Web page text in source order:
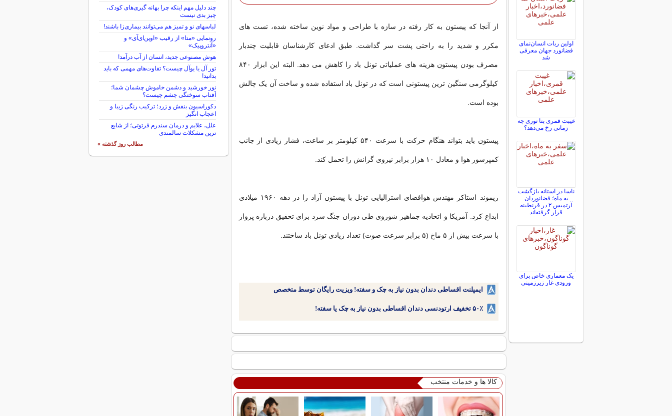
از آنجا که پیستون به کار رفته در سازه با طراحی و مواد نوین ساخته شده، تست های
مکرر و شدید را به راحتی پشت سر گذاشت. طبق ادعای کارشناسان قابلیت چندبار
مصرف بودن پیستون هزینه های عملیاتی تونل باد را کاهش می دهد. البته این ابزار ۸۴۰
کیلوگرمی سنگین ترین پیستونی است که در تونل باد استفاده شده و ساخت آن یک چالش
بوده است.
پیستون باید بتواند هنگام حرکت با سرعت ۵۴۰ کیلومتر بر ساعت، فشار زیادی از جانب
کمپرسور هوا و معادل ۱۰ هزار برابر نیروی گرانش را تحمل کند.
ریموند استاکر مهندس هوافضای استرالیایی تونل با پیستون آزاد را در دهه ۱۹۶۰ میلادی
ابداع کرد. آمریکا و اتحادیه جماهیر شوروی طی دوران جنگ سرد برای تحقیق درباره پرواز
با سرعت بیش از ۵ ماخ (۵ برابر سرعت صوت) تعداد زیادی تونل باد ساختند.
ایمپلنت اقساطی دندان بدون نیاز به چک و سفته! ویزیت رایگان توسط متخصص
۵۰٪ تخفیف ارتودنسی دندان اقساطی بدون نیاز به چک یا سفته!
کالا ها و خدمات منتخب
اولین ربات انسان‌نمای
فضانورد جهان معرفی
شد
غیبت قمری بتا توری چه
زمانی رخ می‌دهد؟
ناسا در آستانه بازگشت
به ماه؛ فضانوردان
آرتمیس ۲ در قرنطینه
قرار گرفته‌اند
یک معماری خاص برای
ورودی غار زیرزمینی
چند دلیل مهم اینکه چرا بهانه گیری‌های کودک،
چیز بدی نیست
لباس‎های نو و تمیز هم می‌توانند بیماری‌زا باشند!
رونمایی «متا» از رقیب «اوپن‌ای‌آی» و
«آنتروپیک»
هوش مصنوعی جدید، انسان از آب درآمد!
تور آل یا یوآل چیست؟ تفاوت‌های مهمی که باید
بدانید!
نور خورشید و دشمن خاموش چشمان شما؛
آفتاب سوختگی چشم چیست؟
دکوراسیون بنفش و زرد؛ ترکیب رنگی زیبا و
اعجاب انگیز
علل، علایم و درمان سندرم فرتوتی؛ از شایع
ترین مشکلات سالمندی
مطالب روز گذشته »